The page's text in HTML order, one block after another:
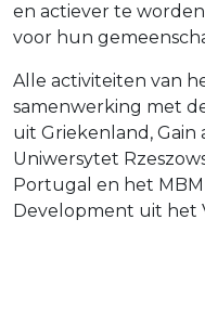
en actiever te
voor hun
Alle activiteiten van
samenwerking met
uit Griekenland, Gain
Uniwersytet
Portugal en het
Development uit het